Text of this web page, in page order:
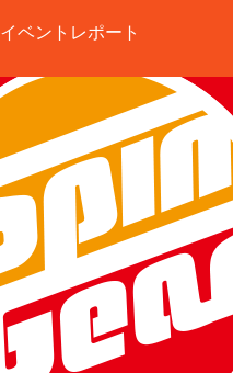
イベントレポート